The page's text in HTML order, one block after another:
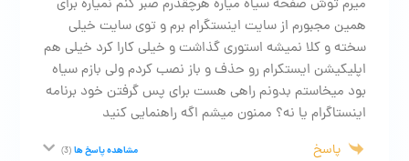
میرم توش صفحه سیاه میاره هرچقدرم صبر کنم نمیاره برای
همین مجبورم از سایت اینستگرام برم و توی سایت خیلی
سخته و کلا نمیشه استوری گذاشت و خیلی کارا کرد خیلی هم
اپلیکیشن ایستکرام رو حذف و باز نصب کردم ولی بازم سیاه
بود میخاستم بدونم راهی هست برای پس گرفتن خود برنامه
اینستاگرام یا نه؟ ممنون میشم اگه راهنمایی کنید
پاسخ مشاهده پاسخ ها(3)